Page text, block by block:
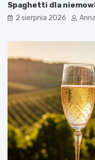
Spaghetti dla
2 sierpnia 2026